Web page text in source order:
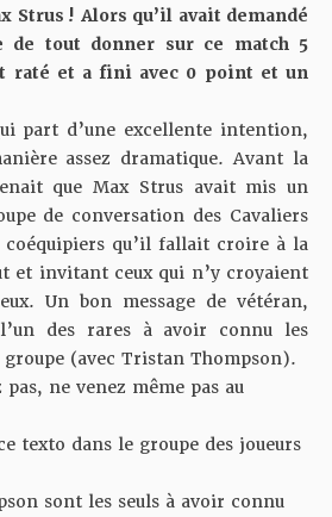
Strus ! Alors qu’il avait demandé
de tout donner sur ce match 5
raté et a fini avec 0 point et un
part d’une excellente intention,
assez dramatique. Avant la
que Max Strus avait mis un
de conversation des Cavaliers
coéquipiers qu’il fallait croire à la
et invitant ceux qui n’y croyaient
Un bon message de vétéran,
des rares à avoir connu les
groupe (avec Tristan Thompson).
ne venez même pas au
texto dans le groupe des joueurs
sont les seuls à avoir connu